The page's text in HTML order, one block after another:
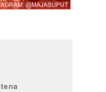
@MAJASUPUT
na